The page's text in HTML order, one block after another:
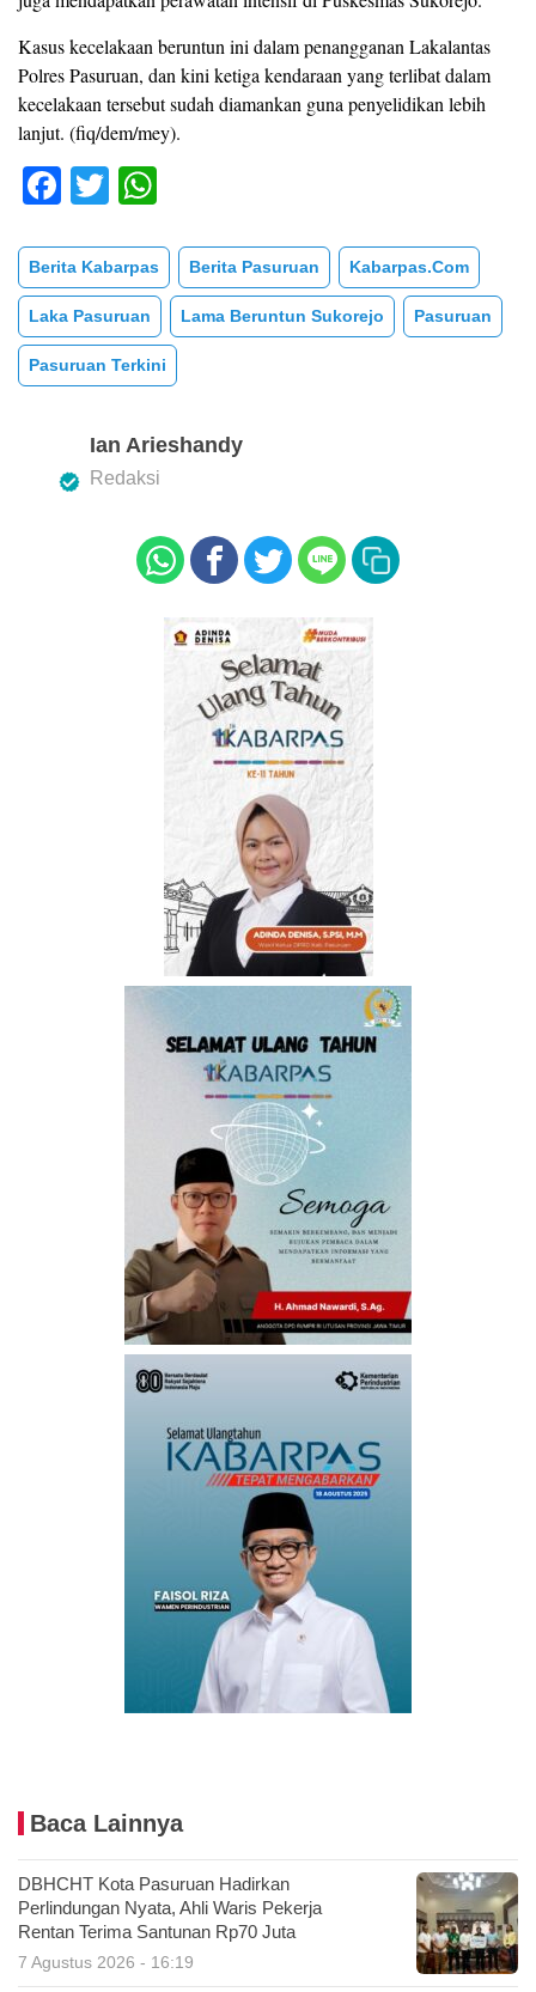
Kasus kecelakaan beruntun ini dalam penangganan Lakalantas
Polres Pasuruan, dan kini ketiga kendaraan yang terlibat dalam
kecelakaan tersebut sudah diamankan guna penyelidikan lebih
lanjut. (fiq/dem/mey).
F
c
e
b
o
T
tt
er
at
s
A
p
Berita Kabarpas Berita Pasuruan Kabarpas.com
Laka Pasuruan Lama Beruntun Sukorejo Pasuruan
Pasuruan Terkini
Ian Arieshandy
Redaksi
Baca Lainnya
DBHCHT Kota Pasuruan Hadirkan
Perlindungan Nyata, Ahli Waris Pekerja
Rentan Terima Santunan Rp70 Juta
7 Agustus 2026 - 16:19